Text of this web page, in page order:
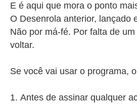
E é aqui que mora o ponto
O Desenrola anterior, lançado
Não por má-fé. Por falta de
voltar.
Se você vai usar o programa,
Antes de assinar qualquer